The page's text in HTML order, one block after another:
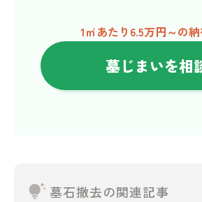
1㎡あたり6.5万円～の
墓じまいを相
tips_and_updates墓石撤去の関連記事